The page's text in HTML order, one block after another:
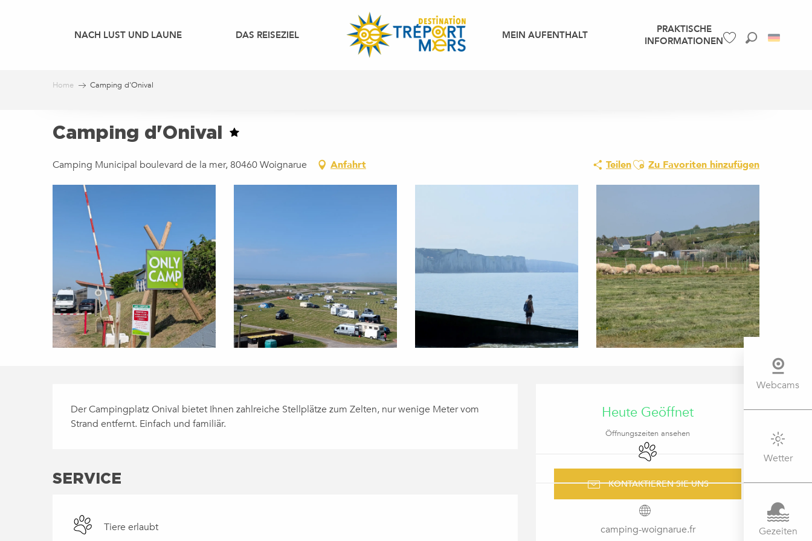
NACH LUST UND LAUNE DAS REISEZIEL MEIN AUFENTHALT
PRAKTISCHE
INFORMATIONEN
Webcams
Wetter
Gezeiten
Home Camping d'Onival
Camping d'Onival
Camping Municipal boulevard de la mer, 80460 Woignarue Anfahrt TeilenAjouter aux favoris
Zu Favoriten hinzufügen
Heute Geöffnet
Öffnungszeiten ansehen
Tiere erlaubt
KONTAKTIEREN SIE UNS
camping-woignarue.fr
Der Campingplatz Onival bietet Ihnen zahlreiche Stellplätze zum Zelten, nur wenige Meter vom
Strand entfernt. Einfach und familiär.
SERVICE
Tiere erlaubt